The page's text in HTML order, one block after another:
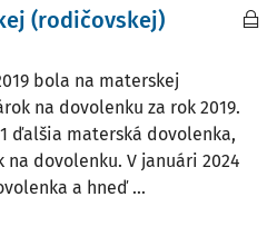
(rodičovskej)
bola na materskej
na dovolenku za rok 2019.
ďalšia materská dovolenka,
dovolenku. V januári 2024
a hneď ...